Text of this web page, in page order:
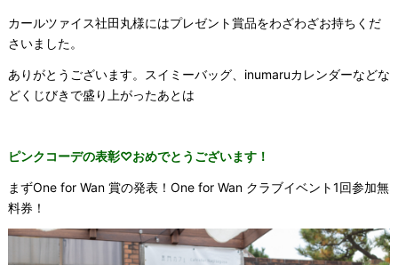
カールツァイス社田丸様にはプレゼント賞品をわざわざお持ちくだ
さいました。
ありがとうございます。スイミーバッグ、inumaruカレンダーなどな
どくじびきで盛り上がったあとは
ピンクコーデの表彰♡おめでとうございます！
まずOne for Wan 賞の発表！One for Wan クラブイベント1回参加無
料券！